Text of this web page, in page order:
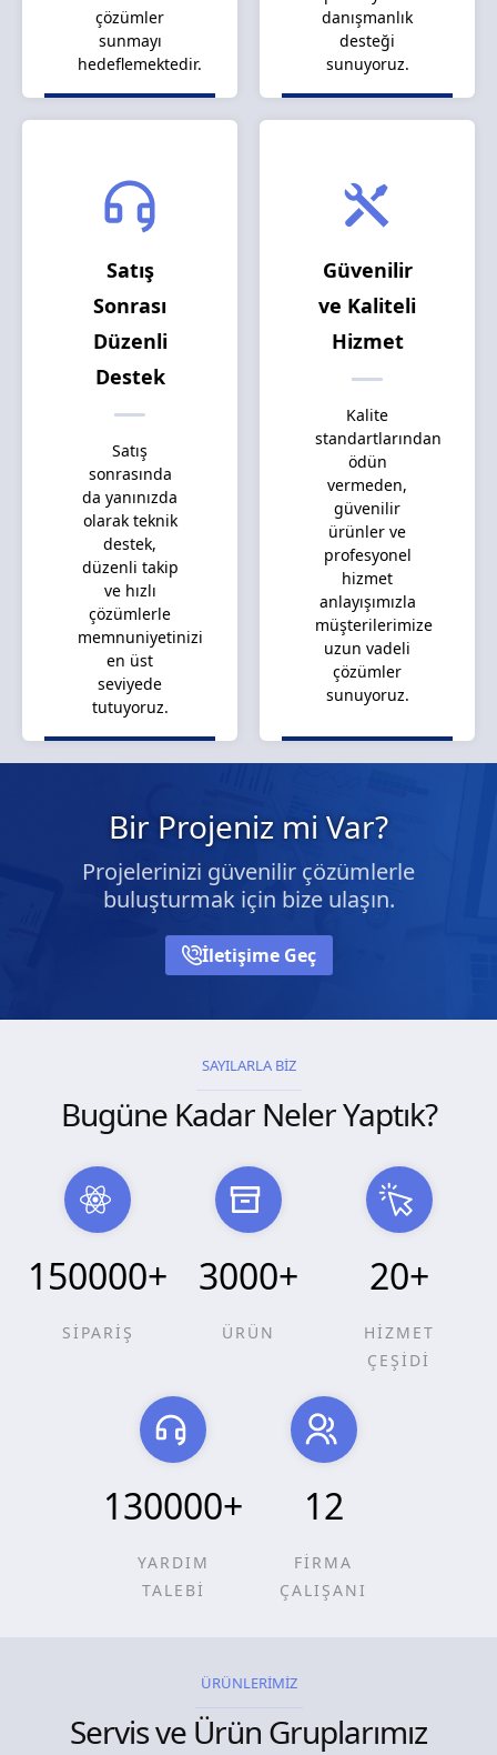
çözümler
sunmayı
hedeflemektedir.
danışmanlık
desteği
sunuyoruz.
Satış
Sonrası
Düzenli
Destek
Satış
sonrasında
da yanınızda
olarak teknik
destek,
düzenli takip
ve hızlı
çözümlerle
memnuniyetinizi
en üst
seviyede
tutuyoruz.
Güvenilir
ve Kaliteli
Hizmet
Kalite
standartlarından
ödün
vermeden,
güvenilir
ürünler ve
profesyonel
hizmet
anlayışımızla
müşterilerimize
uzun vadeli
çözümler
sunuyoruz.
Bir Projeniz mi Var?
Projelerinizi güvenilir çözümlerle
buluşturmak için bize ulaşın.
İletişime Geç
SAYILARLA BİZ
Bugüne Kadar Neler Yaptık?
150000+
SİPARİŞ
3000+
ÜRÜN
20+
HİZMET
ÇEŞİDİ
130000+
YARDIM
TALEBİ
12
FİRMA
ÇALIŞANI
ÜRÜNLERİMİZ
Servis ve Ürün Gruplarımız